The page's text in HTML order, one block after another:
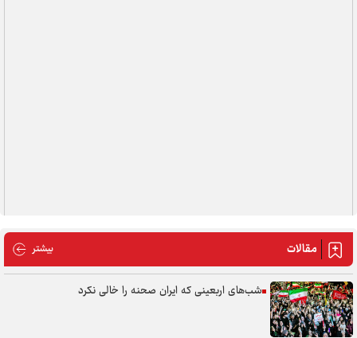
مقالات بیشتر مقالات
شب‌های اربعینی که ایران صحنه را خالی نکرد